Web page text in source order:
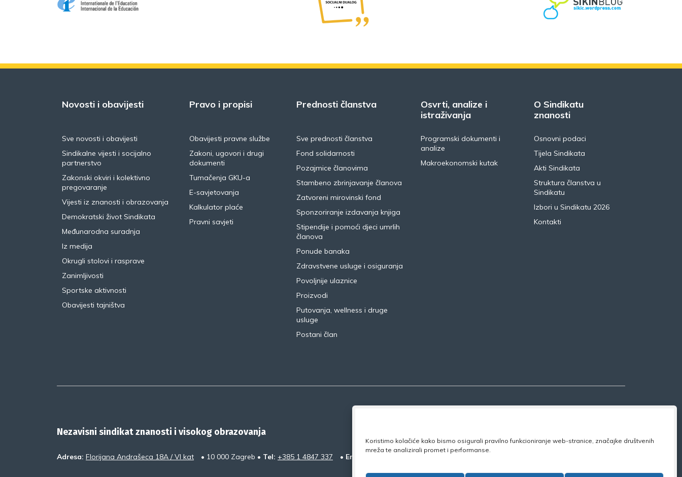
Koristimo kolačiće kako bismo osigurali pravilno funkcioniranje web-stranice, značajke društvenih
mreža te analizirali promet i performanse.
Novosti i obavijesti
Sve novosti i obavijesti
Sindikalne vijesti i socijalno
partnerstvo
Zakonski okviri i kolektivno
pregovaranje
Vijesti iz znanosti i obrazovanja
Demokratski život Sindikata
Međunarodna suradnja
Iz medija
Okrugli stolovi i rasprave
Zanimljivosti
Sportske aktivnosti
Obavijesti tajništva
Pravo i propisi
Obavijesti pravne službe
Zakoni, ugovori i drugi
dokumenti
Tumačenja GKU-a
E-savjetovanja
Kalkulator plaće
Pravni savjeti
Prednosti članstva
Sve prednosti članstva
Fond solidarnosti
Pozajmice članovima
Stambeno zbrinjavanje članova
Zatvoreni mirovinski fond
Sponzoriranje izdavanja knjiga
Stipendije i pomoći djeci umrlih
članova
Ponude banaka
Zdravstvene usluge i osiguranja
Povoljnije ulaznice
Proizvodi
Putovanja, wellness i druge
usluge
Postani član
Osvrti, analize i
istraživanja
Programski dokumenti i
analize
Makroekonomski kutak
O Sindikatu
znanosti
Osnovni podaci
Tijela Sindikata
Akti Sindikata
Struktura članstva u
Sindikatu
Izbori u Sindikatu 2026
Kontakti
Nezavisni sindikat znanosti i visokog obrazovanja
Adresa: Florijana Andrašeca 18A / VI kat • 10 000 Zagreb • Tel: +385 1 4847 337 • Email: • Facebook: